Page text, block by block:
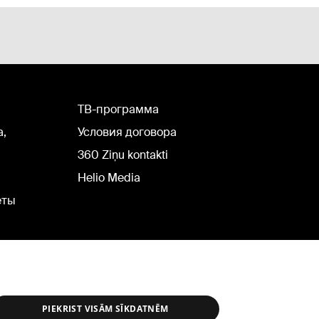
TВ-программа
Условия договора
360 Ziņu kontakti
Helio Media
PIEKRIST VISĀM SĪKDATNĒM